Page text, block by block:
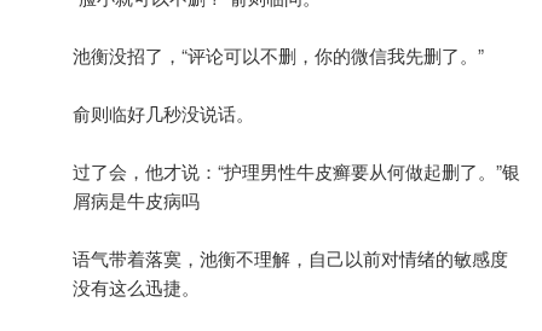
池衡没招了，“评论可以不删，你的微信我先删了。”
俞则临好几秒没说话。
过了会，他才说：“护理男性牛皮癣要从何做起删了。”银
屑病是牛皮病吗
语气带着落寞，池衡不理解，自己以前对情绪的敏感度
没有这么迅捷。